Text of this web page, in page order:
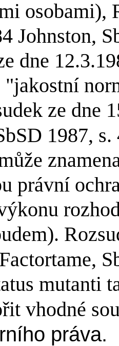
osobami),
Johnston,
dne
ze dne
1987, s.
právní
mutanti
vhodné
práva.